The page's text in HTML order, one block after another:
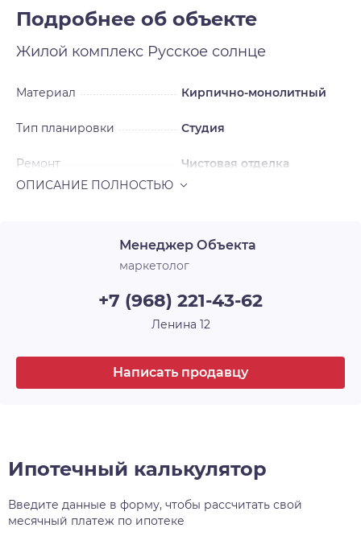
русских исторических стилей в нашем
времени. Источниками вдохновения для
архитекторов послужили русский и неорусский
искусстве, существовавшие в нашей стране в
революцией на пике развития. Смотреть на
включать шесть домов, каждый из которых
уникален, каждый — произведение
30-этажная башня, вершина комплекса, станет
высотной доминантой всего района, а
проекта, несомненно, затмит всё, что находится
Подробнее об объекте
Жилой комплекс Русское солнце
Материал Кирпично-монолитный
Тип планировки Студия
Ремонт Чистовая отделка
Менеджер Объекта
маркетолог
+7 (968) 221-43-62
Ленина 12
Написать продавцу
Ипотечный калькулятор
Введите данные в форму, чтобы рассчитать свой
месячный платеж по ипотеке